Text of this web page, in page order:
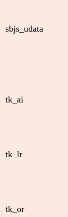
sbjs_udata
tk_ai
tk_lr
tk_or